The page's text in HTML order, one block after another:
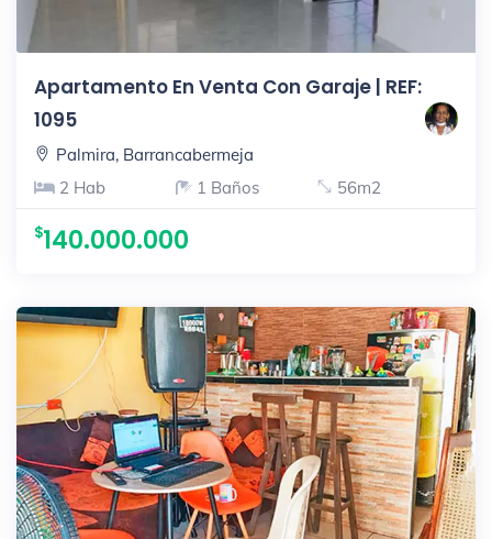
Apartamento En Venta Con Garaje | REF:
1095
Palmira, Barrancabermeja
2 Hab
1 Baños 56m2
140.000.000